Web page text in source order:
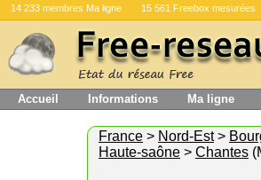
14 233 membres Ma ligne 15 561 Freebox mesurées
Accueil Informations Ma ligne
France > Nord-Est>
Haute-saône > Chantes